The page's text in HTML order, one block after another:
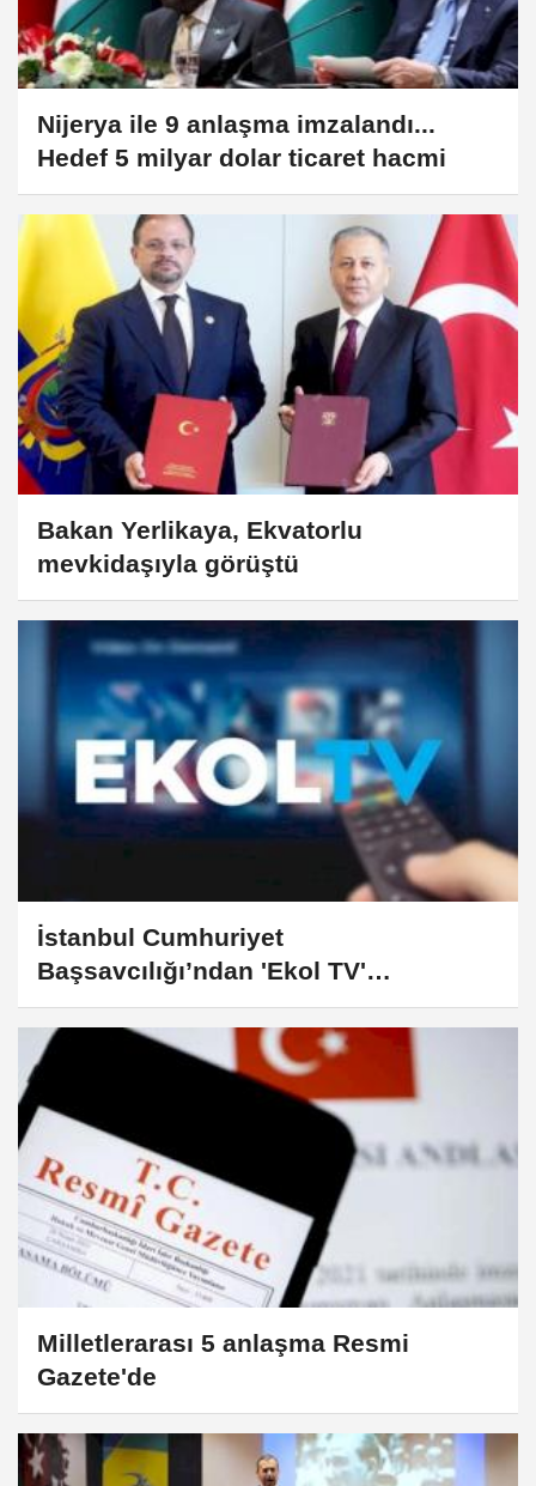
Nijerya ile 9 anlaşma imzalandı...
Hedef 5 milyar dolar ticaret hacmi
Bakan Yerlikaya, Ekvatorlu
mevkidaşıyla görüştü
İstanbul Cumhuriyet
Başsavcılığı’ndan 'Ekol TV'
iddialarına yalanlama
Milletlerarası 5 anlaşma Resmi
Gazete'de